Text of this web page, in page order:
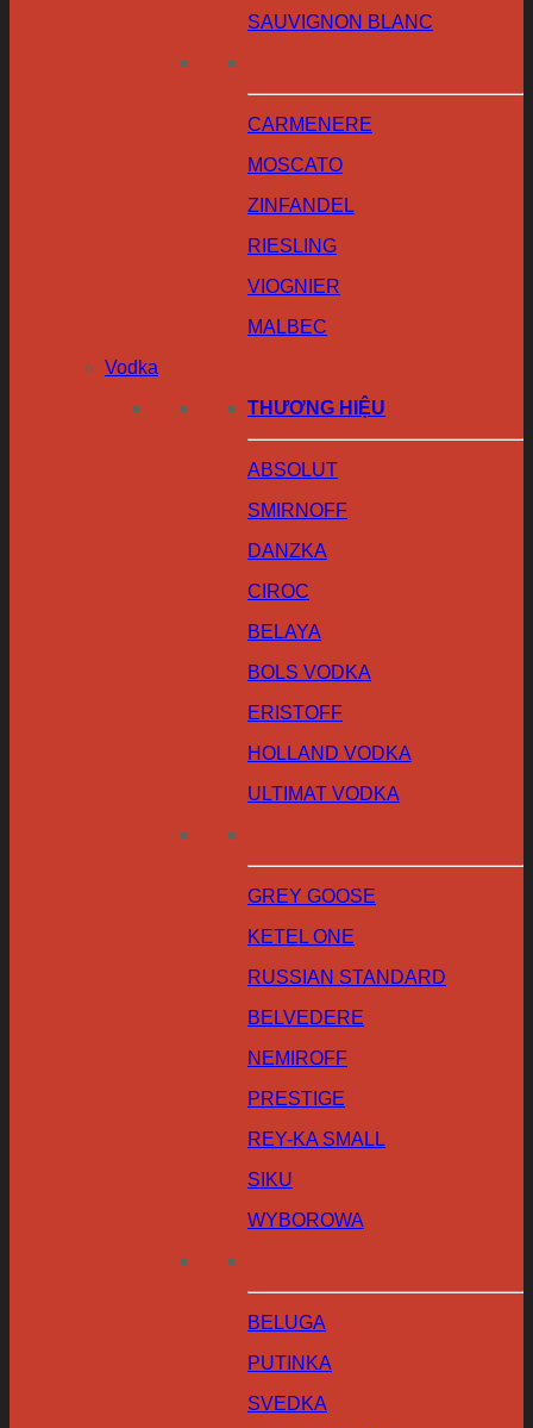
SAUVIGNON BLANC
CARMENERE
MOSCATO
ZINFANDEL
RIESLING
VIOGNIER
MALBEC
Vodka
THƯƠNG HIỆU
ABSOLUT
SMIRNOFF
DANZKA
CIROC
BELAYA
BOLS VODKA
ERISTOFF
HOLLAND VODKA
ULTIMAT VODKA
GREY GOOSE
KETEL ONE
RUSSIAN STANDARD
BELVEDERE
NEMIROFF
PRESTIGE
REY-KA SMALL
SIKU
WYBOROWA
BELUGA
PUTINKA
SVEDKA